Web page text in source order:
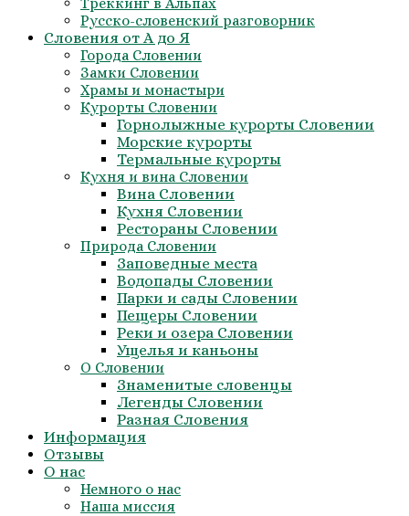
Русско-словенский разговорник
Словения от А до Я
Города Словении
Замки Словении
Храмы и монастыри
Курорты Словении
Горнолыжные курорты Словении
Морские курорты
Термальные курорты
Кухня и вина Словении
Вина Словении
Кухня Словении
Рестораны Словении
Природа Словении
Заповедные места
Водопады Словении
Парки и сады Словении
Пещеры Словении
Реки и озера Словении
Ущелья и каньоны
О Словении
Знаменитые словенцы
Легенды Словении
Разная Словения
Информация
Отзывы
О нас
Немного о нас
Наша миссия